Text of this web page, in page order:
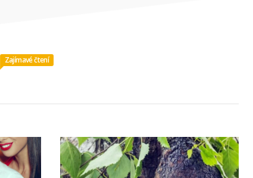
Zajímavé čtení